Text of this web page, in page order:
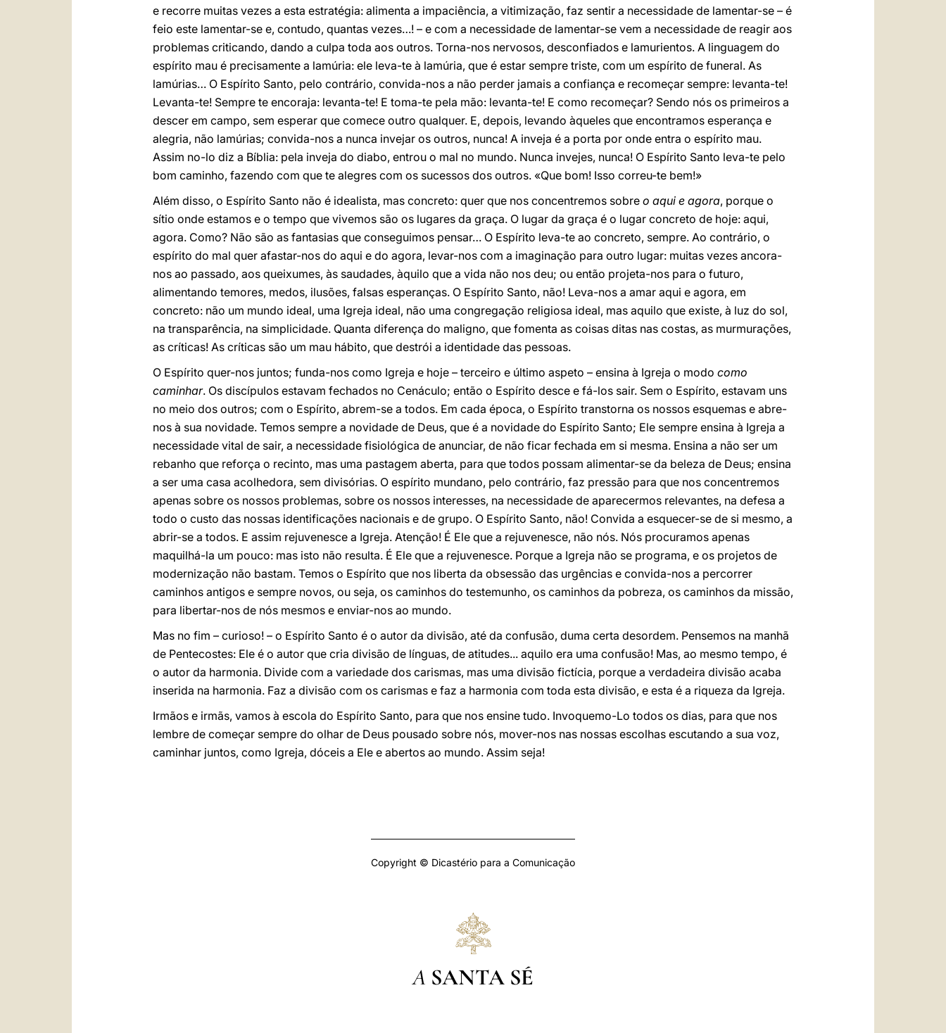
e recorre muitas vezes a esta estratégia: alimenta a impaciência, a vitimização, faz sentir a necessidade de lamentar-se – é
feio este lamentar-se e, contudo, quantas vezes…! – e com a necessidade de lamentar-se vem a necessidade de reagir aos
problemas criticando, dando a culpa toda aos outros. Torna-nos nervosos, desconfiados e lamurientos. A linguagem do
espírito mau é precisamente a lamúria: ele leva-te à lamúria, que é estar sempre triste, com um espírito de funeral. As
lamúrias… O Espírito Santo, pelo contrário, convida-nos a não perder jamais a confiança e recomeçar sempre: levanta-te!
Levanta-te! Sempre te encoraja: levanta-te! E toma-te pela mão: levanta-te! E como recomeçar? Sendo nós os primeiros a
descer em campo, sem esperar que comece outro qualquer. E, depois, levando àqueles que encontramos esperança e
alegria, não lamúrias; convida-nos a nunca invejar os outros, nunca! A inveja é a porta por onde entra o espírito mau.
Assim no-lo diz a Bíblia: pela inveja do diabo, entrou o mal no mundo. Nunca invejes, nunca! O Espírito Santo leva-te pelo
bom caminho, fazendo com que te alegres com os sucessos dos outros. «Que bom! Isso correu-te bem!»
Além disso, o Espírito Santo não é idealista, mas concreto: quer que nos concentremos sobre o aqui e agora, porque o
sítio onde estamos e o tempo que vivemos são os lugares da graça. O lugar da graça é o lugar concreto de hoje: aqui,
agora. Como? Não são as fantasias que conseguimos pensar… O Espírito leva-te ao concreto, sempre. Ao contrário, o
espírito do mal quer afastar-nos do aqui e do agora, levar-nos com a imaginação para outro lugar: muitas vezes ancora-
nos ao passado, aos queixumes, às saudades, àquilo que a vida não nos deu; ou então projeta-nos para o futuro,
alimentando temores, medos, ilusões, falsas esperanças. O Espírito Santo, não! Leva-nos a amar aqui e agora, em
concreto: não um mundo ideal, uma Igreja ideal, não uma congregação religiosa ideal, mas aquilo que existe, à luz do sol,
na transparência, na simplicidade. Quanta diferença do maligno, que fomenta as coisas ditas nas costas, as murmurações,
as críticas! As críticas são um mau hábito, que destrói a identidade das pessoas.
O Espírito quer-nos juntos; funda-nos como Igreja e hoje – terceiro e último aspeto – ensina à Igreja o modo como
caminhar. Os discípulos estavam fechados no Cenáculo; então o Espírito desce e fá-los sair. Sem o Espírito, estavam uns
no meio dos outros; com o Espírito, abrem-se a todos. Em cada época, o Espírito transtorna os nossos esquemas e abre-
nos à sua novidade. Temos sempre a novidade de Deus, que é a novidade do Espírito Santo; Ele sempre ensina à Igreja a
necessidade vital de sair, a necessidade fisiológica de anunciar, de não ficar fechada em si mesma. Ensina a não ser um
rebanho que reforça o recinto, mas uma pastagem aberta, para que todos possam alimentar-se da beleza de Deus; ensina
a ser uma casa acolhedora, sem divisórias. O espírito mundano, pelo contrário, faz pressão para que nos concentremos
apenas sobre os nossos problemas, sobre os nossos interesses, na necessidade de aparecermos relevantes, na defesa a
todo o custo das nossas identificações nacionais e de grupo. O Espírito Santo, não! Convida a esquecer-se de si mesmo, a
abrir-se a todos. E assim rejuvenesce a Igreja. Atenção! É Ele que a rejuvenesce, não nós. Nós procuramos apenas
maquilhá-la um pouco: mas isto não resulta. É Ele que a rejuvenesce. Porque a Igreja não se programa, e os projetos de
modernização não bastam. Temos o Espírito que nos liberta da obsessão das urgências e convida-nos a percorrer
caminhos antigos e sempre novos, ou seja, os caminhos do testemunho, os caminhos da pobreza, os caminhos da missão,
para libertar-nos de nós mesmos e enviar-nos ao mundo.
Mas no fim – curioso! – o Espírito Santo é o autor da divisão, até da confusão, duma certa desordem. Pensemos na manhã
de Pentecostes: Ele é o autor que cria divisão de línguas, de atitudes... aquilo era uma confusão! Mas, ao mesmo tempo, é
o autor da harmonia. Divide com a variedade dos carismas, mas uma divisão fictícia, porque a verdadeira divisão acaba
inserida na harmonia. Faz a divisão com os carismas e faz a harmonia com toda esta divisão, e esta é a riqueza da Igreja.
Irmãos e irmãs, vamos à escola do Espírito Santo, para que nos ensine tudo. Invoquemo-Lo todos os dias, para que nos
lembre de começar sempre do olhar de Deus pousado sobre nós, mover-nos nas nossas escolhas escutando a sua voz,
caminhar juntos, como Igreja, dóceis a Ele e abertos ao mundo. Assim seja!
Copyright © Dicastério para a Comunicação
A SANTA SÉ